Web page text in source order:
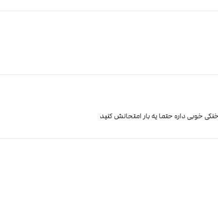
خوبی داره حتما یه بار امتحانش کنید